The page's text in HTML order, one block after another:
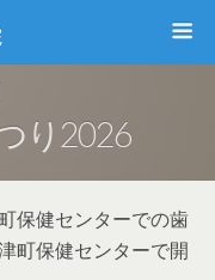
り2026
保健センターでの歯
町保健センターで開